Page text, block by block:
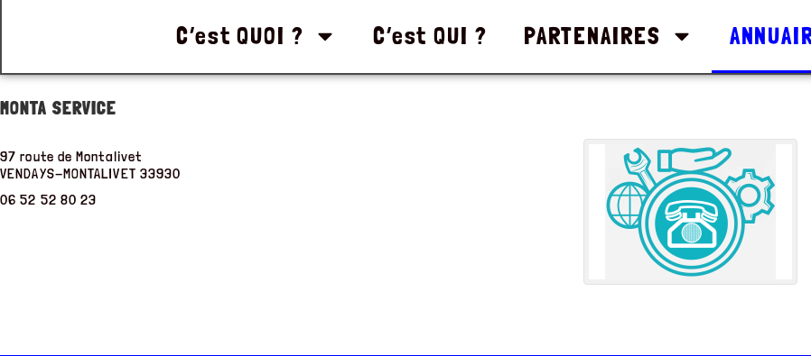
C’est QUOI ? C’est QUI ? PARTENAIRES
MONTA SERVICE
97 route de Montalivet
VENDAYS-MONTALIVET 33930
06 52 52 80 23